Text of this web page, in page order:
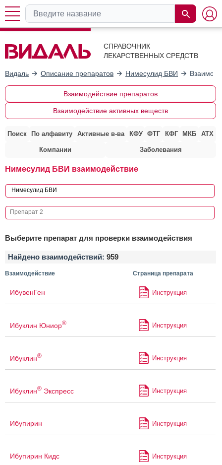
СПРАВОЧНИК
ЛЕКАРСТВЕННЫХ СРЕДСТВ
Видаль Описание препаратов Нимесулид БВИ
Взаимодействие препаратов
Взаимодействие активных веществ
Поиск По алфавиту Активные в-ва КФУ ФТГ КФГ МКБ АТХ
Компании Заболевания
Нимесулид БВИ взаимодействие
Выберите препарат для проверки взаимодействия
Найдено взаимодействий: 959
Взаимодействие Страница препарата
ИбувенГен Инструкция
Ибуклин Юниор® Инструкция
Ибуклин® Инструкция
Ибуклин® Экспресс Инструкция
Ибупирин Инструкция
Ибупирин Кидс Инструкция